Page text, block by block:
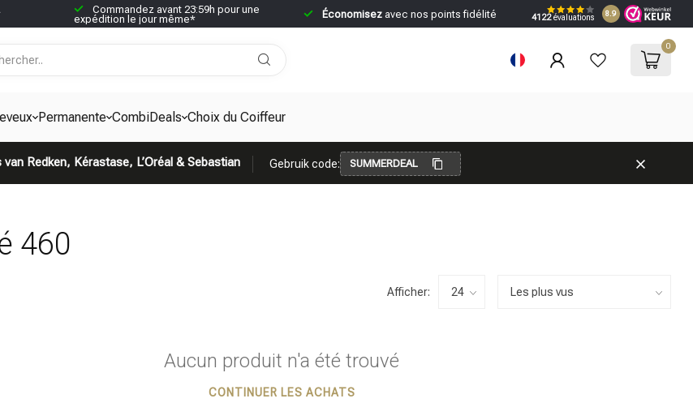
Commandez avant 23:59h pour une
expédition le jour même*
Économisezavec nos points fidélité 4122évaluations 8.9
0
Permanente CombiDeals Choix du Coiffeur
Redken, Kérastase, L’Oréal & Sebastian Gebruik code: SUMMERDEAL
460
Afficher:
Aucun produit n'a été trouvé
CONTINUER LES ACHATS